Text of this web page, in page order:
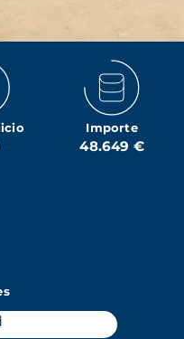
Importe
48.649 €